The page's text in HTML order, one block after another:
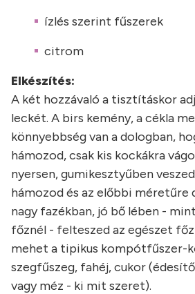
ízlés szerint fűszerek
citrom
Elkészítés:
A két hozzávaló a tisztításkor
leckét. A birs kemény, a cékla
könnyebbség van a dologban,
hámozod, csak kis kockákra
nyersen, gumikesztyűben
hámozod és az előbbi méretűre
nagy fazékban, jó bő lében -
főznél - felteszed az egészet
mehet a tipikus kompótfűszer-
szegfűszeg, fahéj, cukor
vagy méz - ki mit szeret).